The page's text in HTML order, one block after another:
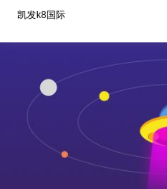
凯发k8国际